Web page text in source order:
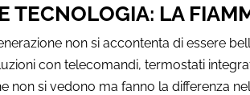
TECNOLOGIA: LA
non si accontenta di essere
con telecomandi, termostati
non si vedono ma fanno la differenza